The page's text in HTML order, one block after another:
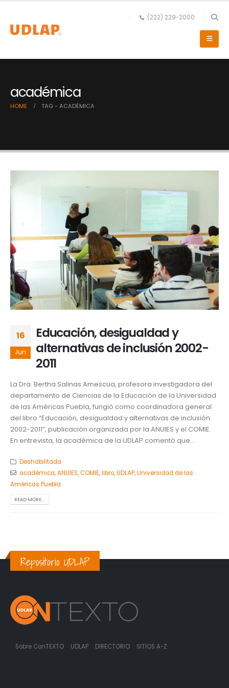
(222) 229-2000
académica
HOME TAG - ACADÉMICA
16
Jun
Educación, desigualdad y
alternativas de inclusión 2002-
2011
La Dra. Bertha Salinas Amescua, profesora investigadora del
departamento de Ciencias de la Educación de la Universidad
de las Américas Puebla, fungió como coordinadora general
del libro “Educación, desigualdad y alternativas de inclusión
2002-2011”, publicación organizada por la ANUIES y el COMIE.
En entrevista, la académica de la UDLAP comentó que...
Deshabilitada
académica,ANUIES,COMIE,libro,UDLAP,Universidad de las
Américas Puebla
READ MORE...
Repositorio UDLAP
Sobre ConTEXTO UDLAP DIRECTORIO SITIOS A-Z